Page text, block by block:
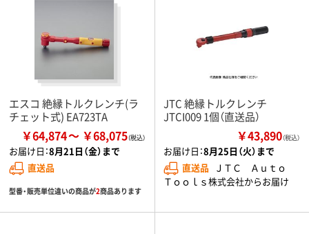
エスコ 絶縁トルクレンチ(ラ
チェット式) EA723TA
￥64,874 ￥68,075
お届け日：8月21日（金）まで
直送品
型番・販売単位違いの商品が2商品あります
JTC 絶縁トルクレンチ
JTCI009 1個（直送品）
￥43,890（税込）
お届け日：8月25日（火）まで
直送品
ＪＴＣ Ａｕｔｏ
Ｔｏｏｌｓ株式会社からお届け